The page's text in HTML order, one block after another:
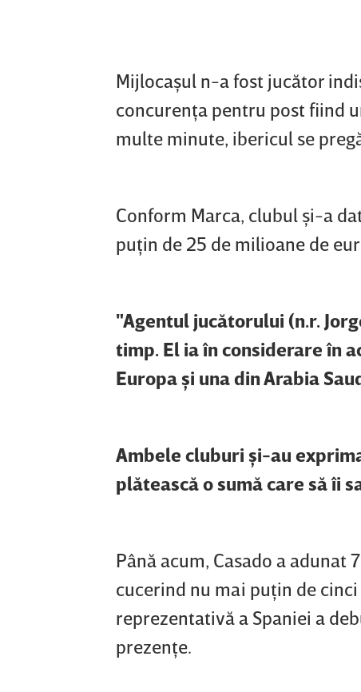
Mijlocaşul n-a fost jucător
concurenţa pentru post fiind
multe minute, ibericul se
Conform Marca, clubul şi-a
puţin de 25 de milioane de
"Agentul jucătorului (n.r.
timp. El ia în considerare în
Europa şi una din Arabia
Ambele cluburi şi-au
plătească o sumă care să îi
Până acum, Casado a
cucerind nu mai puţin de
reprezentativă a Spaniei a
prezenţe.